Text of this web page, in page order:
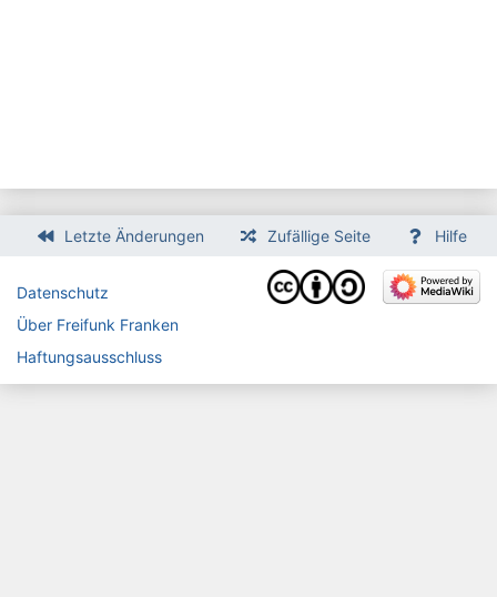
Letzte Änderungen Zufällige Seite Hilfe
Datenschutz
Über Freifunk Franken
Haftungsausschluss